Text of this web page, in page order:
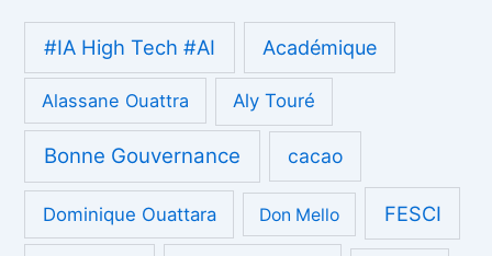
#IA High Tech #AI Académique
Alassane Ouattra Aly Touré
Bonne Gouvernance cacao
Dominique Ouattara Don Mello FESCI